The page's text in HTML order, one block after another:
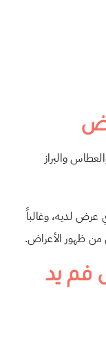
والبراز
عرض لديه، وغالباً
من ظهور الأعراض.
فم يد